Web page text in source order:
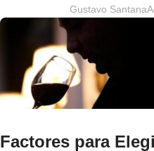
Gustavo Santana
Factores para